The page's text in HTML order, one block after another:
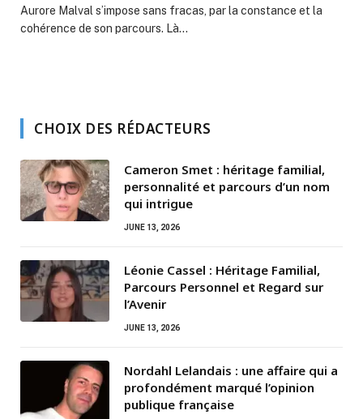
Aurore Malval s’impose sans fracas, par la constance et la
cohérence de son parcours. Là…
CHOIX DES RÉDACTEURS
Cameron Smet : héritage familial,
personnalité et parcours d’un nom
qui intrigue
JUNE 13, 2026
Léonie Cassel : Héritage Familial,
Parcours Personnel et Regard sur
l’Avenir
JUNE 13, 2026
Nordahl Lelandais : une affaire qui a
profondément marqué l’opinion
publique française